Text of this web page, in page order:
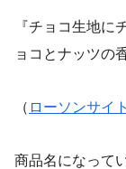
『チョコ生地に
ョコとナッツの
（ ローソンサイト
商品名になって